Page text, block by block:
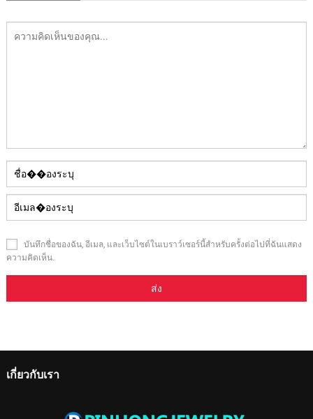
บันทึกชื่อของฉัน, อีเมล, และเว็บไซต์ในเบราว์เซอร์นี้สําหรับครั้งต่อไปที่ฉันแสดง
ความคิดเห็น.
เกี่ยวกับเรา